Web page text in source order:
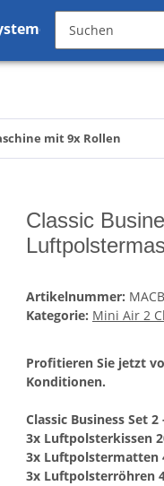
Angebote
mit 9x Rollen
Classic
Artikelnummer:
Kategorie: Mini Air 2
Profitieren Sie jetzt
Konditionen.
Classic Business Set
3x Luftpolsterkissen
3x Luftpolstermatten
3x Luftpolsterröhren